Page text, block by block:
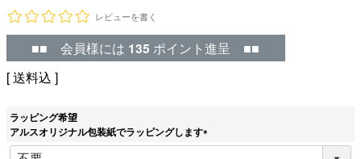
レビューを書く
■■ 会員様には 135 ポイント進呈 ■■
送料込
ラッピング希望
アルスオリジナル包装紙でラッピングします
(